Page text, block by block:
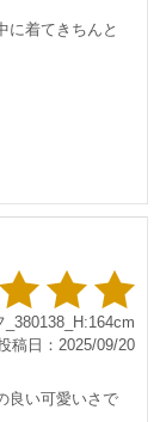
に着てきちんと
_380138_H:164cm
稿日：2025/09/20
良い可愛いさで